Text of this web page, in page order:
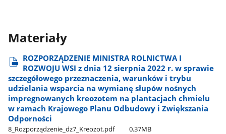
Materiały
ROZPORZĄDZENIE MINISTRA ROLNICTWA I
ROZWOJU WSI z dnia 12 sierpnia 2022 r. w sprawie
szczegółowego przeznaczenia, warunków i trybu
udzielania wsparcia na wymianę słupów nośnych
impregnowanych kreozotem na plantacjach chmielu
w ramach Krajowego Planu Odbudowy i Zwiększania
Odporności
8​_Rozporządzenie​_dz7​_Kreozot.pdf 0.37MB